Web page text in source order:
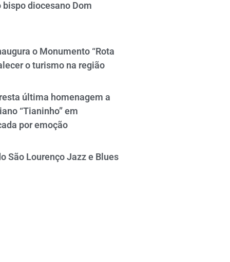
bispo diocesano Dom
o Monumento “Rota
o turismo na região
última homenagem a
“Tianinho” em
por emoção
São Lourenço Jazz e Blues